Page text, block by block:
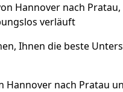
Hannover nach
verläuft
Ihnen die beste
Hannover nach Pratau